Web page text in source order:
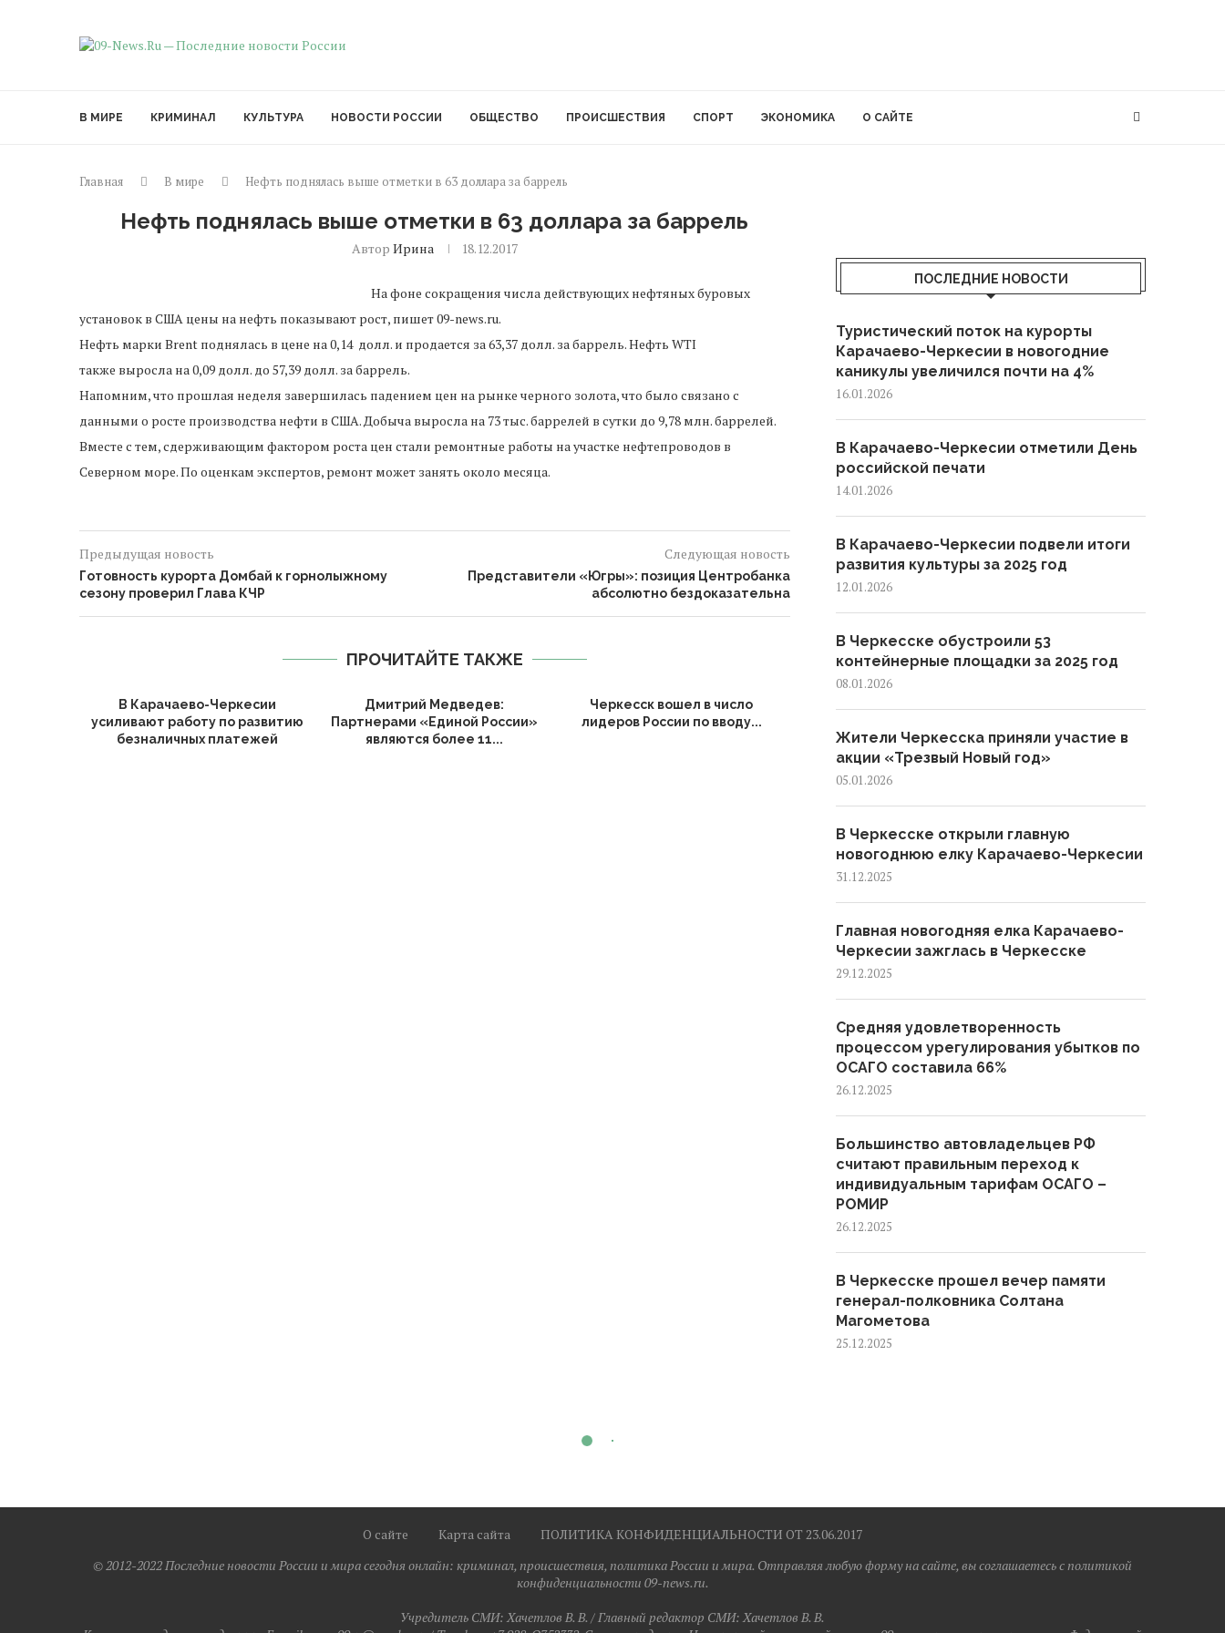
В МИРЕ КРИМИНАЛ КУЛЬТУРА НОВОСТИ РОССИИ ОБЩЕСТВО ПРОИСШЕСТВИЯ СПОРТ ЭКОНОМИКА О САЙТЕ
Главная В мире Нефть поднялась выше отметки в 63 доллара за баррель
Нефть поднялась выше отметки в 63 доллара за баррель
Автор Ирина 18.12.2017
На фоне сокращения числа действующих нефтяных буровых
установок в США цены на нефть показывают рост, пишет 09-news.ru.
Нефть марки Brent поднялась в цене на 0,14 долл. и продается за 63,37 долл. за баррель. Нефть WTI
также выросла на 0,09 долл. до 57,39 долл. за баррель.
Напомним, что прошлая неделя завершилась падением цен на рынке черного золота, что было связано с
данными о росте производства нефти в США. Добыча выросла на 73 тыс. баррелей в сутки до 9,78 млн. баррелей.
Вместе с тем, сдерживающим фактором роста цен стали ремонтные работы на участке нефтепроводов в
Северном море. По оценкам экспертов, ремонт может занять около месяца.
Предыдущая новость
Готовность курорта Домбай к горнолыжному
сезону проверил Глава КЧР
Следующая новость
Представители «Югры»: позиция Центробанка
абсолютно бездоказательна
ПРОЧИТАЙТЕ ТАКЖЕ
В Карачаево-Черкесии
усиливают работу по развитию
безналичных платежей
Дмитрий Медведев:
Партнерами «Единой России»
являются более 11...
Черкесск вошел в число
лидеров России по вводу...
ПОСЛЕДНИЕ НОВОСТИ
Туристический поток на курорты
Карачаево-Черкесии в новогодние
каникулы увеличился почти на 4%
16.01.2026
В Карачаево-Черкесии отметили День
российской печати
14.01.2026
В Карачаево-Черкесии подвели итоги
развития культуры за 2025 год
12.01.2026
В Черкесске обустроили 53
контейнерные площадки за 2025 год
08.01.2026
Жители Черкесска приняли участие в
акции «Трезвый Новый год»
05.01.2026
В Черкесске открыли главную
новогоднюю елку Карачаево-Черкесии
31.12.2025
Главная новогодняя елка Карачаево-
Черкесии зажглась в Черкесске
29.12.2025
Средняя удовлетворенность
процессом урегулирования убытков по
ОСАГО составила 66%
26.12.2025
Большинство автовладельцев РФ
считают правильным переход к
индивидуальным тарифам ОСАГО –
РОМИР
26.12.2025
В Черкесске прошел вечер памяти
генерал-полковника Солтана
Магометова
25.12.2025
О сайте Карта сайта
ПОЛИТИКА КОНФИДЕНЦИАЛЬНОСТИ ОТ 23.06.2017
© 2012-2022 Последние новости России и мира сегодня онлайн: криминал, происшествия, политика России и мира. Отправляя любую форму на сайте, вы соглашаетесь с политикой
конфиденциальности 09-news.ru.
Учредитель СМИ: Хaчeтлoв B. B. / Главный редактор СМИ: Хaчeтлoв B. B.